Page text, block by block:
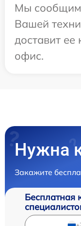
Мы сообщим
Вашей
доставит
офис.
Нужна
Закажите
Бесплатная